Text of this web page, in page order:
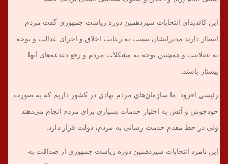
این کاندیدای انتخابات سیزدهمین دوره ریاست جمهوری گفت مردم
انتظار دارند مدیرانشان نسبت به رعایت اخلاق و اجرای عدالت و توجه
به عقلانیت و همچنین توجه به مشکلات مردم و رفع دغدغه‌های آنها
پیشتاز باشند.
رئیسی افزود: ما سازمان‌های مردم نهادی در کشور داریم که به صورت
خودجوش و آتش به اختیار خدمات بسیاری برای مردم انجام می‌دهند
ولی در خط مقدم خدمت رسانی به مردم، دولت قرار دارد.
این نامزد انتخابات سیزدهمین دوره ریاست جمهوری از صداقت به